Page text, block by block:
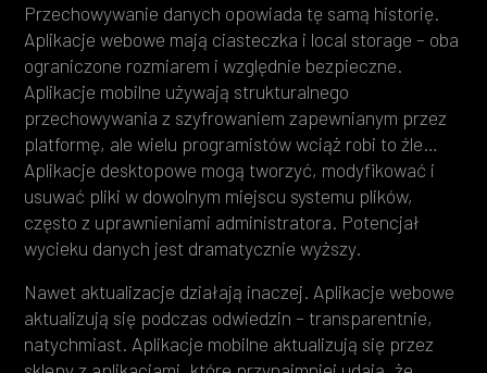
Przechowywanie danych opowiada tę samą historię.
Aplikacje webowe mają ciasteczka i local storage – oba
ograniczone rozmiarem i względnie bezpieczne.
Aplikacje mobilne używają strukturalnego
przechowywania z szyfrowaniem zapewnianym przez
platformę, ale wielu programistów wciąż robi to źle…
Aplikacje desktopowe mogą tworzyć, modyfikować i
usuwać pliki w dowolnym miejscu systemu plików,
często z uprawnieniami administratora. Potencjał
wycieku danych jest dramatycznie wyższy.
Nawet aktualizacje działają inaczej. Aplikacje webowe
aktualizują się podczas odwiedzin – transparentnie,
natychmiast. Aplikacje mobilne aktualizują się przez